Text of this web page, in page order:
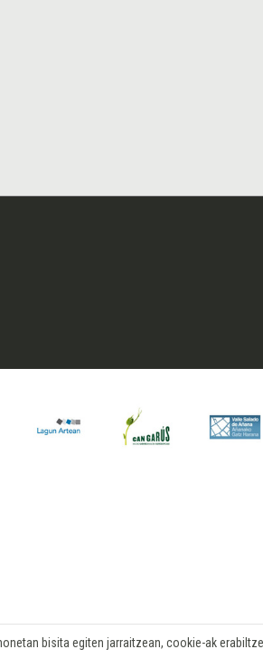
bisita egiten jarraitzean, cookie-ak